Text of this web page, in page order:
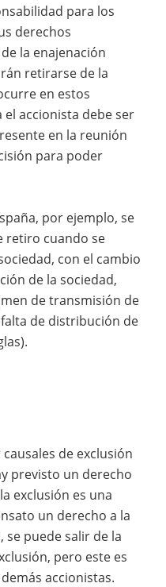
para los
derechos
la enajenación
retirarse de la
en estos
accionista debe ser
en la reunión
para poder
por ejemplo, se
retiro cuando se
con el cambio
de la sociedad,
de transmisión de
de distribución de
causales de exclusión
previsto un derecho
exclusión es una
un derecho a la
se puede salir de la
pero este es
accionistas.